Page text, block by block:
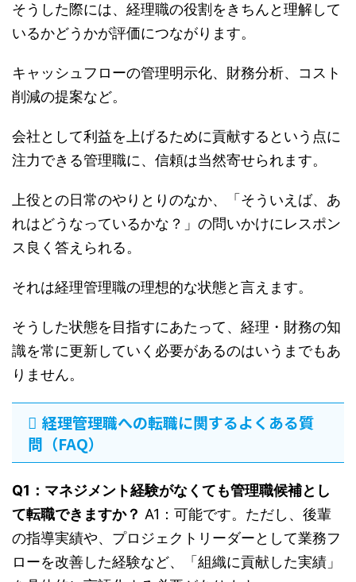
そうした際には、経理職の役割をきちんと理解して
いるかどうかが評価につながります。
キャッシュフローの管理明示化、財務分析、コスト
削減の提案など。
会社として利益を上げるために貢献するという点に
注力できる管理職に、信頼は当然寄せられます。
上役との日常のやりとりのなか、「そういえば、あ
れはどうなっているかな？」の問いかけにレスポン
ス良く答えられる。
それは経理管理職の理想的な状態と言えます。
そうした状態を目指すにあたって、経理・財務の知
識を常に更新していく必要があるのはいうまでもあ
りません。
経理管理職への転職に関するよくある質
問（FAQ）
Q1：マネジメント経験がなくても管理職候補とし
て転職できますか？ A1：可能です。ただし、後輩
の指導実績や、プロジェクトリーダーとして業務フ
ローを改善した経験など、「組織に貢献した実績」